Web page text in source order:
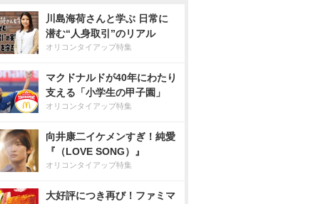
川島海荷さんと学ぶ 日常に
潜む“人身取引”のリアル
オリコンタイアップ特集
マクドナルドが40年にわたり
支える「小学生の甲子園」
オリコンタイアップ特集
向井康二イケメンすぎ！純愛
『（LOVE SONG）』
オリコンタイアップ特集
大好評につき再び！ファミマ